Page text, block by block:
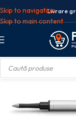
Skip to navigation
Skip to main content
Livrare
Mine roller